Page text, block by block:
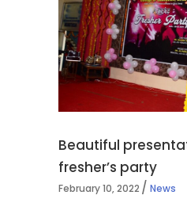
Beautiful
fresher’s party
February 10, 2022 News